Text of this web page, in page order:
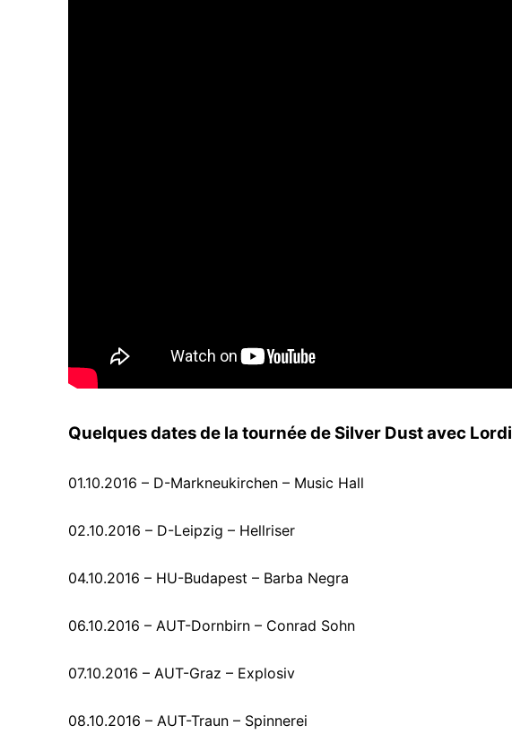
Quelques dates de la tournée de Silver Dust avec Lordi
01.10.2016 – D-Markneukirchen – Music Hall
02.10.2016 – D-Leipzig – Hellriser
04.10.2016 – HU-Budapest – Barba Negra
06.10.2016 – AUT-Dornbirn – Conrad Sohn
07.10.2016 – AUT-Graz – Explosiv
08.10.2016 – AUT-Traun – Spinnerei